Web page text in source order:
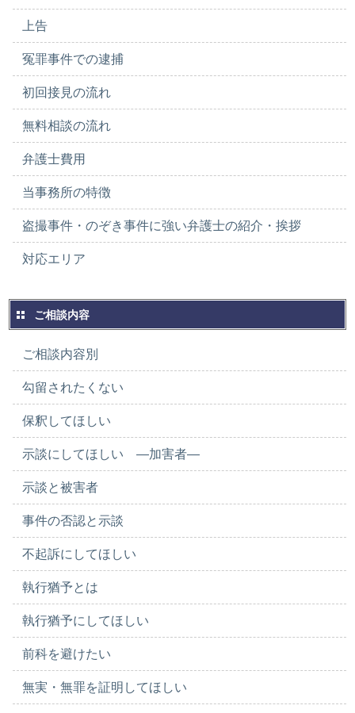
上告
冤罪事件での逮捕
初回接見の流れ
無料相談の流れ
弁護士費用
当事務所の特徴
盗撮事件・のぞき事件に強い弁護士の紹介・挨拶
対応エリア
ご相談内容
ご相談内容別
勾留されたくない
保釈してほしい
示談にしてほしい ―加害者―
示談と被害者
事件の否認と示談
不起訴にしてほしい
執行猶予とは
執行猶予にしてほしい
前科を避けたい
無実・無罪を証明してほしい